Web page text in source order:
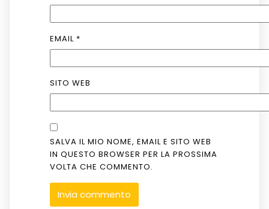
EMAIL *
SITO WEB
SALVA IL MIO NOME, EMAIL E SITO WEB
IN QUESTO BROWSER PER LA PROSSIMA
VOLTA CHE COMMENTO.